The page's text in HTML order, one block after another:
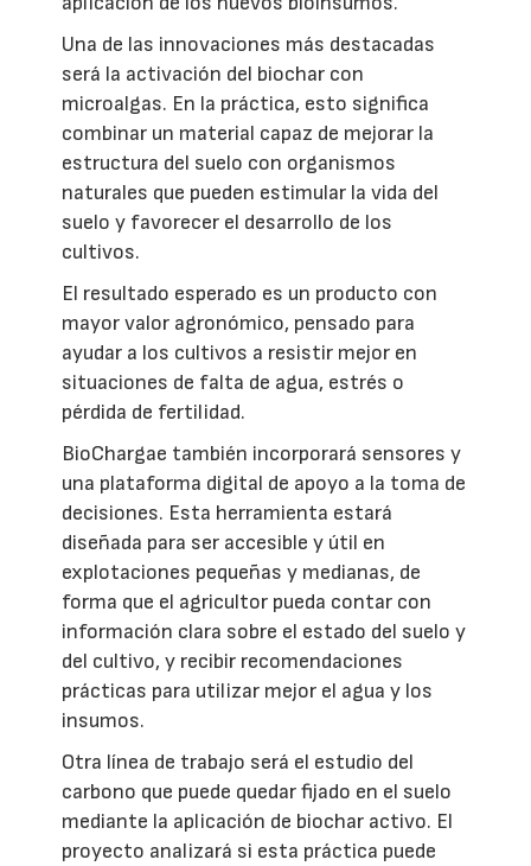
Una de las innovaciones más destacadas
será la activación del biochar con
microalgas. En la práctica, esto significa
combinar un material capaz de mejorar la
estructura del suelo con organismos
naturales que pueden estimular la vida del
suelo y favorecer el desarrollo de los
cultivos.
El resultado esperado es un producto con
mayor valor agronómico, pensado para
ayudar a los cultivos a resistir mejor en
situaciones de falta de agua, estrés o
pérdida de fertilidad.
BioChargae también incorporará sensores y
una plataforma digital de apoyo a la toma de
decisiones. Esta herramienta estará
diseñada para ser accesible y útil en
explotaciones pequeñas y medianas, de
forma que el agricultor pueda contar con
información clara sobre el estado del suelo y
del cultivo, y recibir recomendaciones
prácticas para utilizar mejor el agua y los
insumos.
Otra línea de trabajo será el estudio del
carbono que puede quedar fijado en el suelo
mediante la aplicación de biochar activo. El
proyecto analizará si esta práctica puede